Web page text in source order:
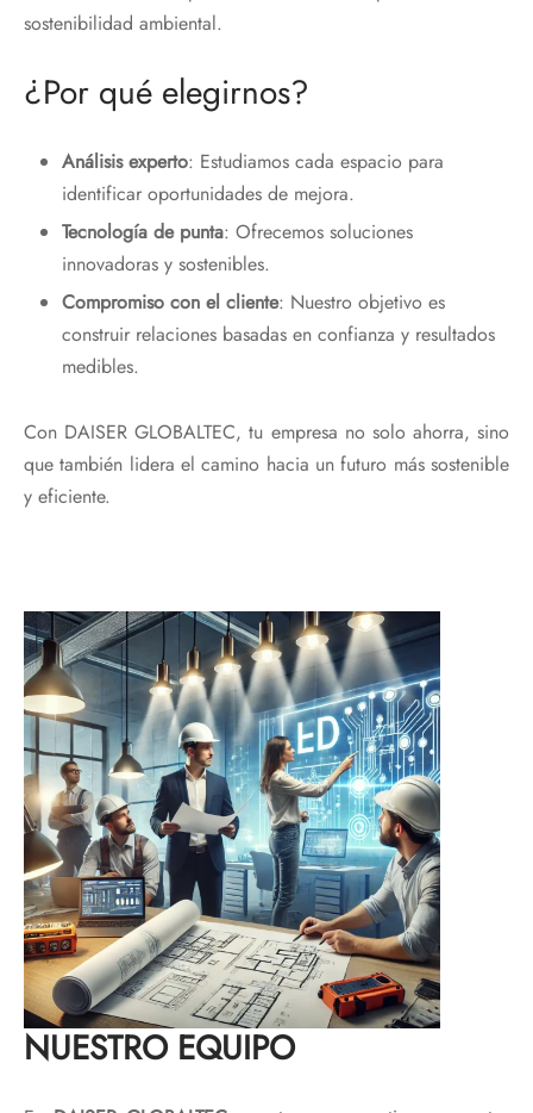
sostenibilidad ambiental.
¿Por qué elegirnos?
Análisis experto: Estudiamos cada espacio para
identificar oportunidades de mejora.
Tecnología de punta: Ofrecemos soluciones
innovadoras y sostenibles.
Compromiso con el cliente: Nuestro objetivo es
construir relaciones basadas en confianza y resultados
medibles.
Con DAISER GLOBALTEC, tu empresa no solo ahorra, sino
que también lidera el camino hacia un futuro más sostenible
y eficiente.
NUESTRO EQUIPO